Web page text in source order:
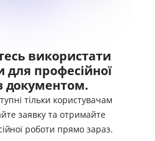
використати
для професійної
документом.
тільки користувачам
заявку та отримайте
роботи прямо зараз.